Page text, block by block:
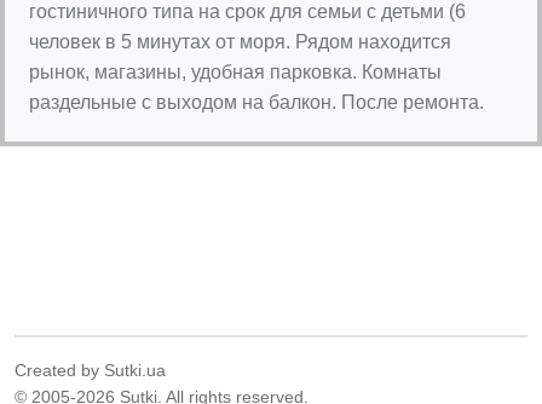
гостиничного типа на срок для семьи с детьми (6
человек в 5 минутах от моря. Рядом находится
рынок, магазины, удобная парковка. Комнаты
раздельные с выходом на балкон. После ремонта.
Created by Sutki.ua
© 2005-2026 Sutki. All rights reserved.